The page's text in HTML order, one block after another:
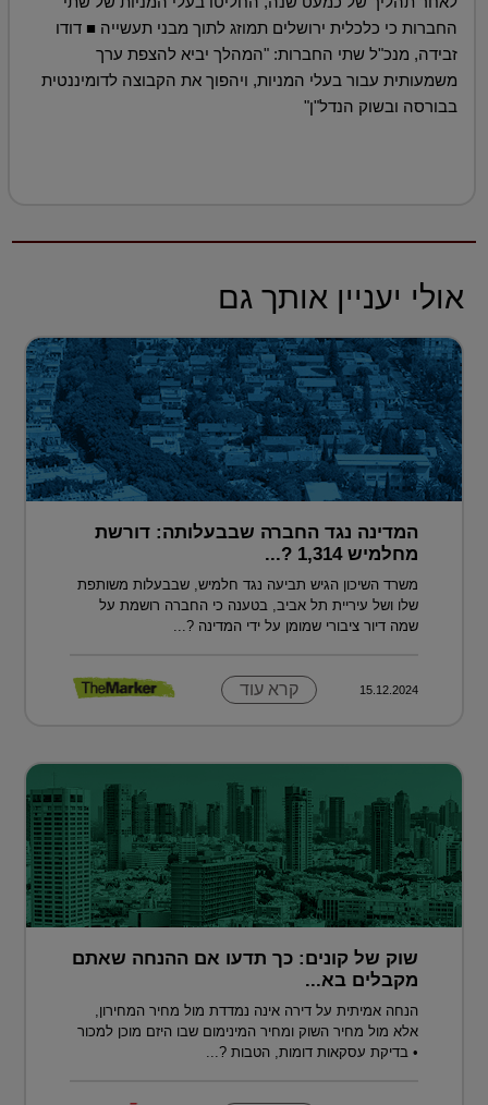
החברות כי כלכלית ירושלים תמוזג לתוך מבני תעשייה ■ דודו
זבידה, מנכ"ל שתי החברות: "המהלך יביא להצפת ערך
משמעותית עבור בעלי המניות, ויהפוך את הקבוצה לדומיננטית
בבורסה ובשוק הנדל"ן"
אולי יעניין אותך גם
המדינה נגד החברה שבבעלותה: דורשת
מחלמיש 1,314 ?...
משרד השיכון הגיש תביעה נגד חלמיש, שבבעלות משותפת
שלו ושל עיריית תל אביב, בטענה כי החברה רושמת על
שמה דיור ציבורי שמומן על ידי המדינה ?...
15.12.2024 קרא עוד
שוק של קונים: כך תדעו אם ההנחה שאתם
מקבלים בא...
הנחה אמיתית על דירה אינה נמדדת מול מחיר המחירון,
אלא מול מחיר השוק ומחיר המינימום שבו היזם מוכן למכור
• בדיקת עסקאות דומות, הטבות ?...